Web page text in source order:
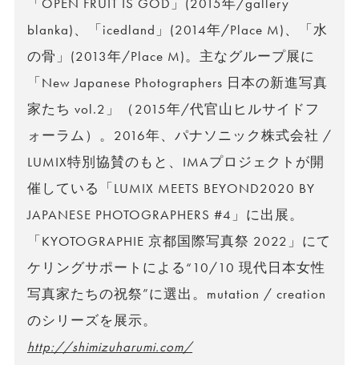
「OPEN FRUIT IS GOD」(2015年/gallery
blanka)、「icedland」(2014年/Place M)、「水
の骨」(2013年/Place M)。主なグループ展に
「New Japanese Photographers 日本の新進写真
家たち vol.2」（2015年/代官山ヒルサイドフ
ォーラム）。2016年、パナソニック株式会社 /
LUMIX特別協賛のもと、IMAプロジェクトが開
催している「LUMIX MEETS BEYOND2020 BY
JAPANESE PHOTOGRAPHERS #4」に出展。
「KYOTOGRAPHIE 京都国際写真祭 2022」にて
ケリングサポートによる“10/10 現代日本女性
写真家たちの祝祭”に選出。mutation / creation
のシリーズを展示。
http://shimizuharumi.com/